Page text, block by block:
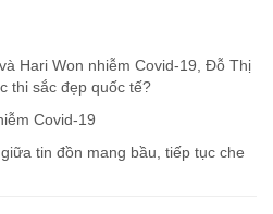
Hari Won nhiễm Covid-19, Đỗ Thị
thi sắc đẹp quốc tế?
Covid-19
tin đồn mang bầu, tiếp tục che